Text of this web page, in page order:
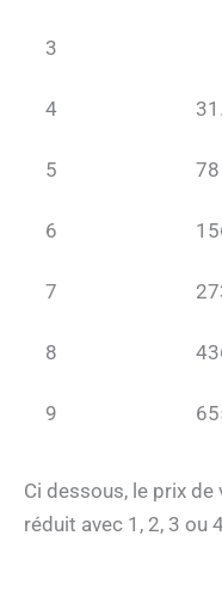
3
4
5 78
6
7
8
9
Ci dessous, le prix
réduit avec 1, 2, 3 ou